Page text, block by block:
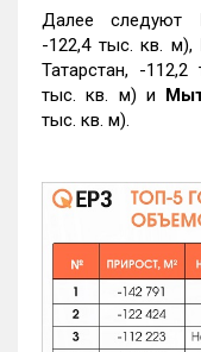
Далее следуют
-122,4 тыс. кв. м),
Татарстан, -
тыс. кв. м) и
тыс. кв. м).